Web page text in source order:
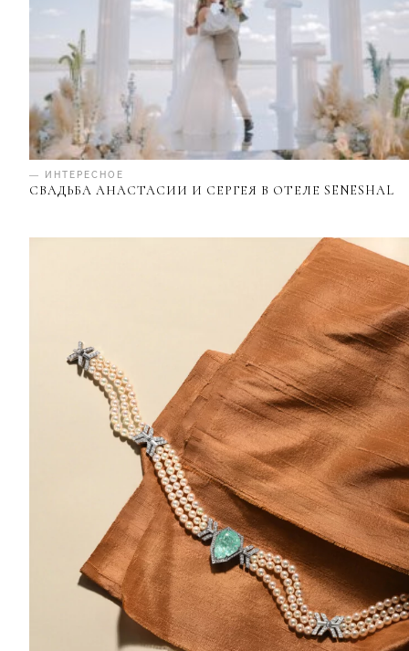
— ИНТЕРЕСНОЕ
СВАДЬБА АНАСТАСИИ И СЕРГЕЯ В ОТЕЛЕ SENESHAL